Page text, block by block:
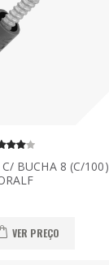
BUCHA 8 (C/100)
VER PREÇO